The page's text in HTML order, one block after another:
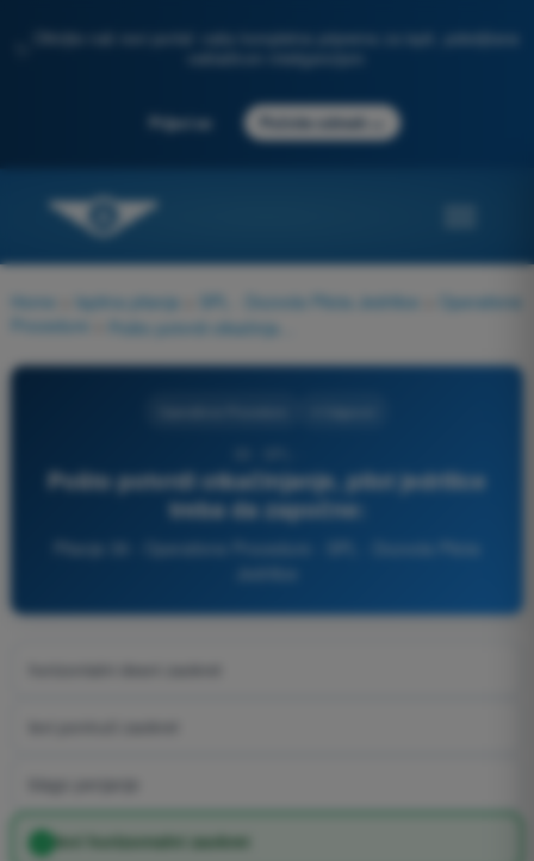
Otkrijte naš novi portal: vaša kompletna priprema za ispit, poboljšana
Prijavi se Počnite odmah
Home Ispitna pitanja SPL - Dozvola Pilota Jedrilice
Operativne
Procedure
Pošto potvrdi otkačinjanje, pilot jedrilice
treba da započne:
levi horizontalni zaokret